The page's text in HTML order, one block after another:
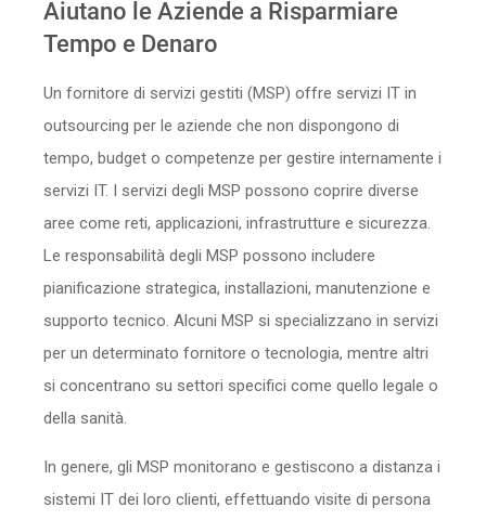
Aiutano le Aziende a Risparmiare
Tempo e Denaro
Un fornitore di servizi gestiti (MSP) offre servizi IT in
outsourcing per le aziende che non dispongono di
tempo, budget o competenze per gestire internamente i
servizi IT. I servizi degli MSP possono coprire diverse
aree come reti, applicazioni, infrastrutture e sicurezza.
Le responsabilità degli MSP possono includere
pianificazione strategica, installazioni, manutenzione e
supporto tecnico. Alcuni MSP si specializzano in servizi
per un determinato fornitore o tecnologia, mentre altri
si concentrano su settori specifici come quello legale o
della sanità.
In genere, gli MSP monitorano e gestiscono a distanza i
sistemi IT dei loro clienti, effettuando visite di persona